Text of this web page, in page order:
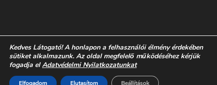
Kedves Látogató! A honlapon a felhasználói élmény érdekében
sütiket alkalmazunk. Az oldal megfelelő működéséhez kérjük
fogadja elAdatvédelmi Nyilatkozatunkat
Elfogadom Elutasítom Beállítások